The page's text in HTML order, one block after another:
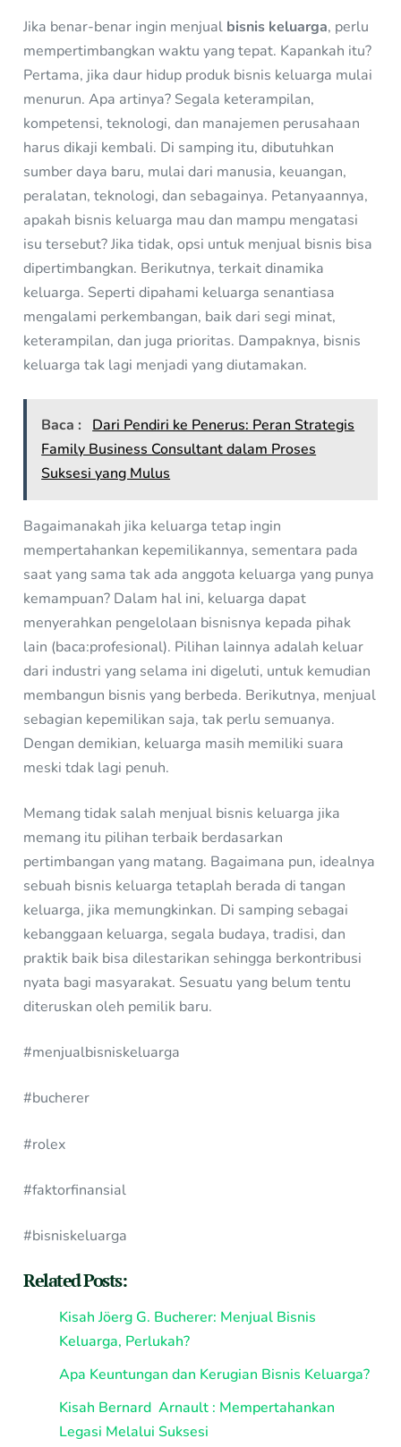
Jika benar-benar ingin menjual bisnis keluarga, perlu
mempertimbangkan waktu yang tepat. Kapankah itu?
Pertama, jika daur hidup produk bisnis keluarga mulai
menurun. Apa artinya? Segala keterampilan,
kompetensi, teknologi, dan manajemen perusahaan
harus dikaji kembali. Di samping itu, dibutuhkan
sumber daya baru, mulai dari manusia, keuangan,
peralatan, teknologi, dan sebagainya. Petanyaannya,
apakah bisnis keluarga mau dan mampu mengatasi
isu tersebut? Jika tidak, opsi untuk menjual bisnis bisa
dipertimbangkan. Berikutnya, terkait dinamika
keluarga. Seperti dipahami keluarga senantiasa
mengalami perkembangan, baik dari segi minat,
keterampilan, dan juga prioritas. Dampaknya, bisnis
keluarga tak lagi menjadi yang diutamakan.
Baca :
Dari Pendiri ke Penerus: Peran Strategis
Family Business Consultant dalam Proses
Suksesi yang Mulus
Bagaimanakah jika keluarga tetap ingin
mempertahankan kepemilikannya, sementara pada
saat yang sama tak ada anggota keluarga yang punya
kemampuan? Dalam hal ini, keluarga dapat
menyerahkan pengelolaan bisnisnya kepada pihak
lain (baca:profesional). Pilihan lainnya adalah keluar
dari industri yang selama ini digeluti, untuk kemudian
membangun bisnis yang berbeda. Berikutnya, menjual
sebagian kepemilikan saja, tak perlu semuanya.
Dengan demikian, keluarga masih memiliki suara
meski tdak lagi penuh.
Memang tidak salah menjual bisnis keluarga jika
memang itu pilihan terbaik berdasarkan
pertimbangan yang matang. Bagaimana pun, idealnya
sebuah bisnis keluarga tetaplah berada di tangan
keluarga, jika memungkinkan. Di samping sebagai
kebanggaan keluarga, segala budaya, tradisi, dan
praktik baik bisa dilestarikan sehingga berkontribusi
nyata bagi masyarakat. Sesuatu yang belum tentu
diteruskan oleh pemilik baru.
#menjualbisniskeluarga
#bucherer
#rolex
#faktorfinansial
#bisniskeluarga
Related Posts:
Kisah Jöerg G. Bucherer: Menjual Bisnis
Keluarga, Perlukah?
Apa Keuntungan dan Kerugian Bisnis Keluarga?
Kisah Bernard Arnault : Mempertahankan
Legasi Melalui Suksesi